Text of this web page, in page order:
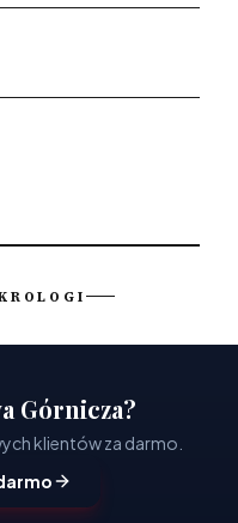
Górnicza?
klientów za darmo.